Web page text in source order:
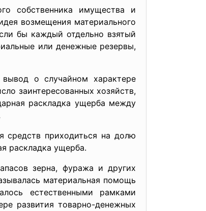
собственника имущества и
возмещения материального
бы каждый отдельно взятый
или денежные резервы,
о случайном характере
заинтересованных хозяйств,
раскладка ущерба между
средств приходиться на долю
раскладка ущерба.
зерна, фуража и других
материальная помощь
естественными рамками
развития товарно-денежных